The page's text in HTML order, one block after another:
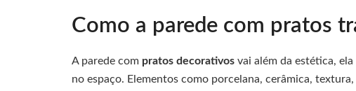
Como a parede com pratos
A parede com pratos decorativos vai além da estética,
no espaço. Elementos como porcelana, cerâmica,